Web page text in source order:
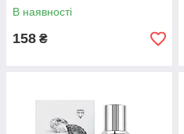
В наявності
158 ₴